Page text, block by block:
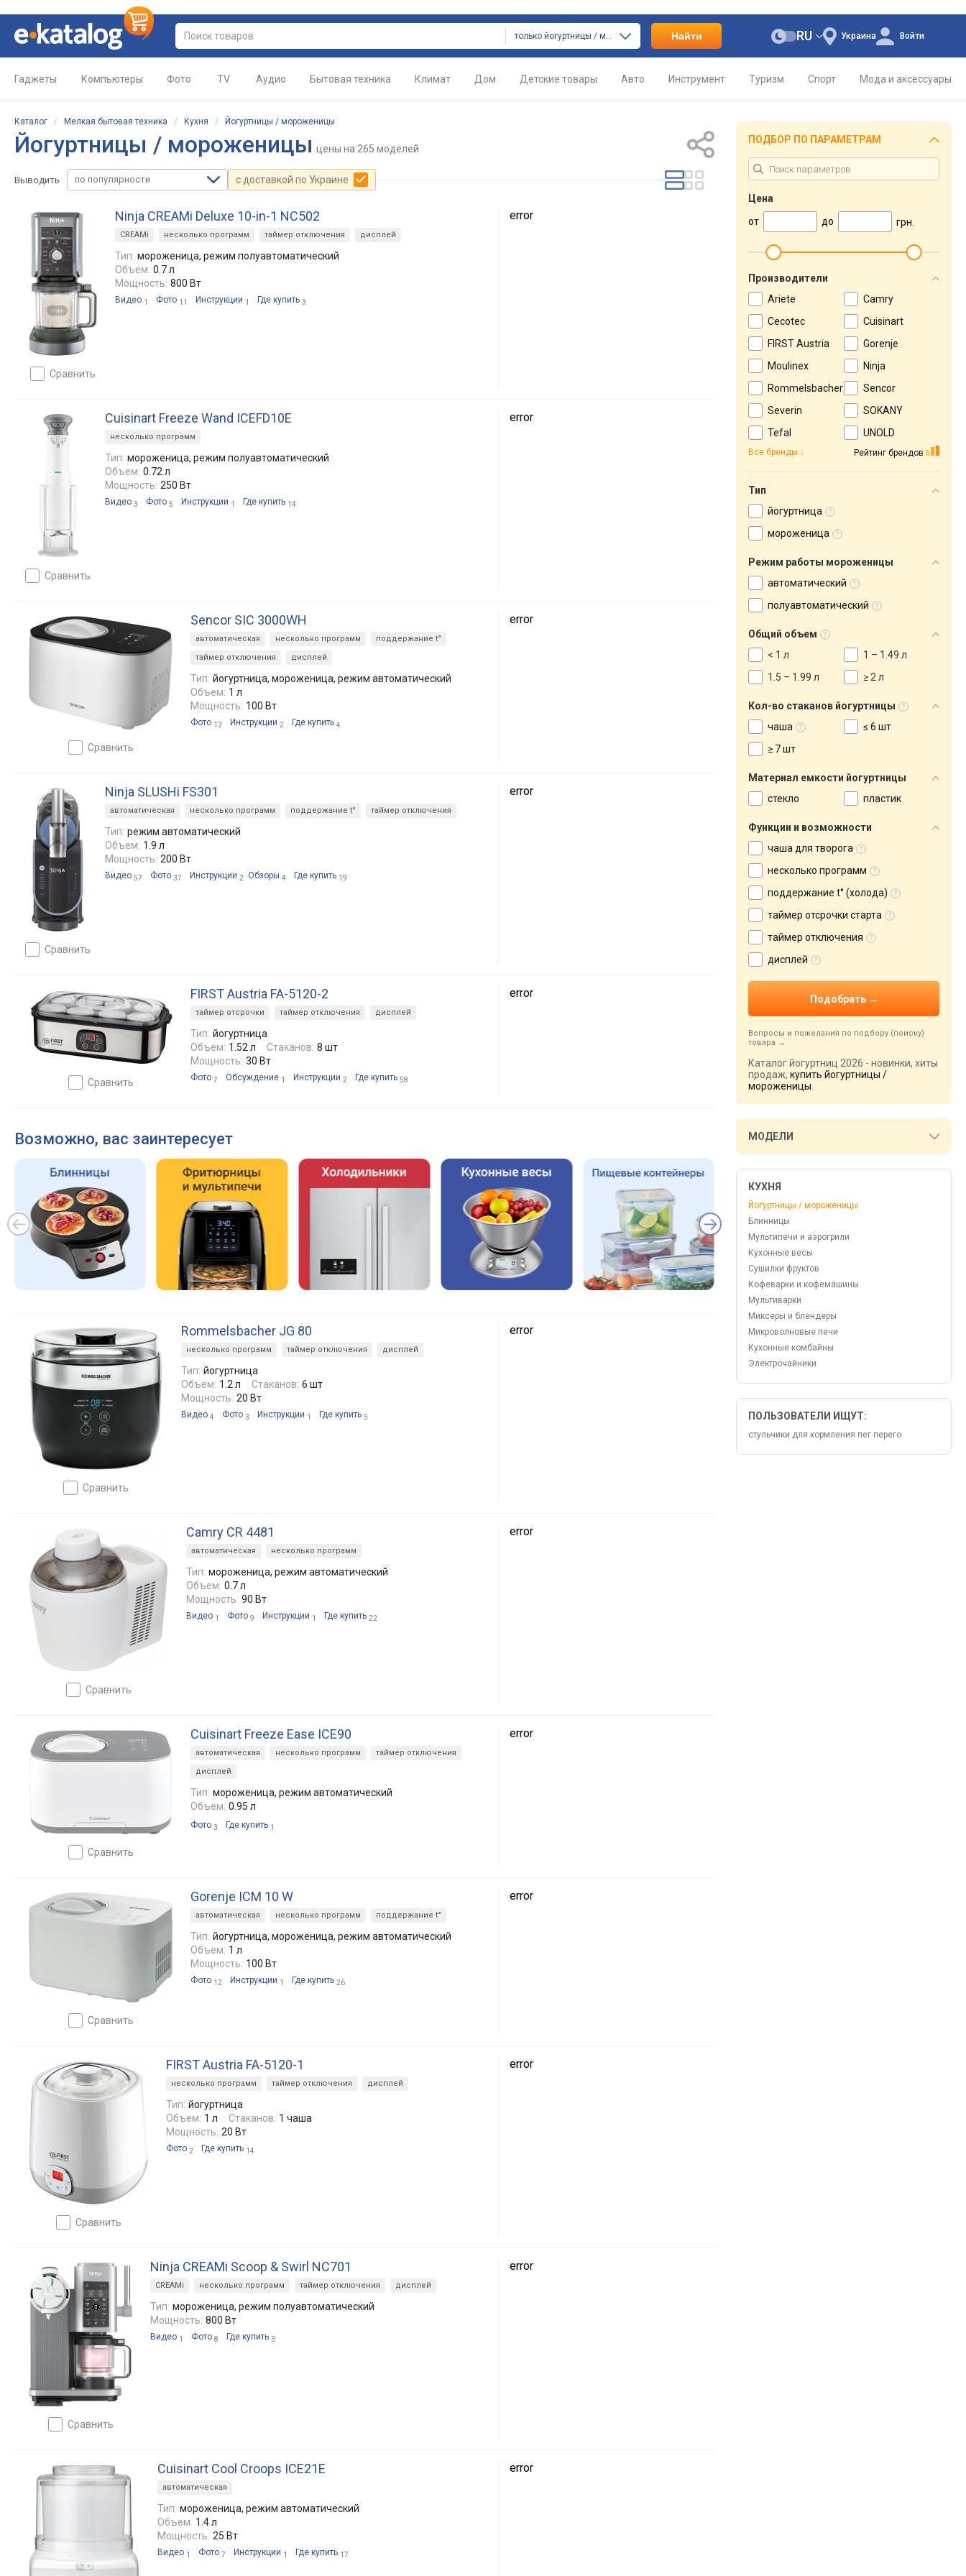
только йогуртницы / мороженицы Найти Украина
RU Войти
Гаджеты Компьютеры Фото TV Аудио Бытовая техника Климат Дом Детские товары Авто Инструмент Туризм Спорт Мода и аксессуары
Каталог / Мелкая бытовая техника / Кухня / Йогуртницы / мороженицы
Йогуртницы / мороженицы цены на 265 моделей
Выводить по популярности с доставкой по Украине
сравнить
Ninja CREAMi Deluxe 10-in-1 NC502
CREAMi несколько программ таймер отключения дисплей
Тип: мороженица, режим полуавтоматический
Объем: 0.7 л
Мощность: 800 Вт
Видео 1 Фото 11 Инструкции 1 Где купить 3
error
сравнить
Cuisinart Freeze Wand ICEFD10E
несколько программ
Тип: мороженица, режим полуавтоматический
Объем: 0.72 л
Мощность: 250 Вт
Видео 3 Фото 5 Инструкции 1 Где купить 14
error
сравнить
Sencor SIC 3000WH
автоматическая несколько программ
поддержание t°
таймер отключения
дисплей
Тип: йогуртница, мороженица, режим автоматический
Объем: 1 л
Мощность: 100 Вт
Фото 13 Инструкции 2 Где купить 4
error
сравнить
Ninja SLUSHi FS301
автоматическая несколько программ поддержание t° таймер отключения
Тип: режим автоматический
Объем: 1.9 л
Мощность: 200 Вт
Видео 57 Фото 37 Инструкции 2 Обзоры 4 Где купить 19
error
сравнить
FIRST Austria FA-5120-2
таймер отсрочки таймер отключения дисплей
Тип: йогуртница
Объем: 1.52 л Стаканов: 8 шт
Мощность: 30 Вт
Фото 7 Обсуждение 1 Инструкции 2 Где купить 58
error
Возможно, вас заинтересует
сравнить
Rommelsbacher JG 80
несколько программ таймер отключения дисплей
Тип: йогуртница
Объем: 1.2 л Стаканов: 6 шт
Мощность: 20 Вт
Видео 4 Фото 3 Инструкции 1 Где купить 5
error
сравнить
Camry CR 4481
автоматическая несколько программ
Тип: мороженица, режим автоматический
Объем: 0.7 л
Мощность: 90 Вт
Видео 1 Фото 9 Инструкции 1 Где купить 22
error
сравнить
Cuisinart Freeze Ease ICE90
автоматическая несколько программ
таймер отключения
дисплей
Тип: мороженица, режим автоматический
Объем: 0.95 л
Фото 3 Где купить 1
error
сравнить
Gorenje ICM 10 W
автоматическая несколько программ поддержание t°
Тип: йогуртница, мороженица, режим автоматический
Объем: 1 л
Мощность: 100 Вт
Фото 12 Инструкции 1 Где купить 26
error
сравнить
FIRST Austria FA-5120-1
несколько программ таймер отключения дисплей
Тип: йогуртница
Объем: 1 л Стаканов: 1 чаша
Мощность: 20 Вт
Фото 2 Где купить 14
error
сравнить
Ninja CREAMi Scoop & Swirl NC701
CREAMi несколько программ таймер отключения дисплей
Тип: мороженица, режим полуавтоматический
Мощность: 800 Вт
Видео 1 Фото 8 Где купить 3
error
Cuisinart Cool Croops ICE21E
автоматическая
Тип: мороженица, режим автоматический
Объем: 1.4 л
Мощность: 25 Вт
Видео 1 Фото 7 Инструкции 1 Где купить 17
error
ПОДБОР ПО ПАРАМЕТРАМ
Цена
от
до грн.
Производители
Ariete
Camry
Cecotec
Cuisinart
FIRST Austria
Gorenje
Moulinex
Ninja
Rommelsbacher
Sencor
Severin
SOKANY
Tefal
UNOLD
Рейтинг брендов
Все бренды
Тип
йогуртница
мороженица
Режим работы мороженицы
автоматический
полуавтоматический
Общий объем
< 1 л
1 – 1.49 л
1.5 – 1.99 л
≥ 2 л
Кол-во стаканов йогуртницы
чаша
≤ 6 шт
≥ 7 шт
Материал емкости йогуртницы
стекло
пластик
Функции и возможности
чаша для творога
несколько программ
поддержание t° (холода)
таймер отсрочки старта
таймер отключения
дисплей
Вопросы и пожелания по подбору (поиску)
товара
Каталог йогуртниц 2026 - новинки, хиты
продаж, купить йогуртницы /
мороженицы
МОДЕЛИ
КУХНЯ
Йогуртницы / мороженицы
Блинницы
Мультипечи и аэрогрили
Кухонные весы
Сушилки фруктов
Кофеварки и кофемашины
Мультиварки
Миксеры и блендеры
Микроволновые печи
Кухонные комбайны
Электрочайники
ПОЛЬЗОВАТЕЛИ ИЩУТ:
стульчики для кормления пег перего